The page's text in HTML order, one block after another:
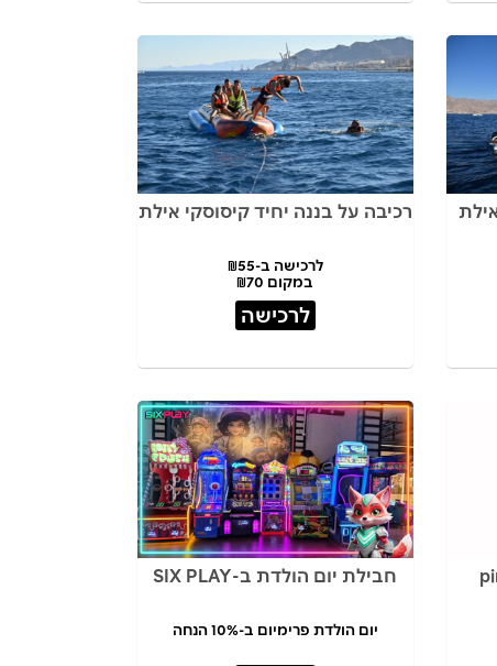
רכיבה על בננה יחיד קיסוסקי אילת
לרכישה ב-₪55
במקום ₪70
לרכישה
חבילת יום הולדת ב-SIX PLAY
יום הולדת פרימיום ב-10% הנחה